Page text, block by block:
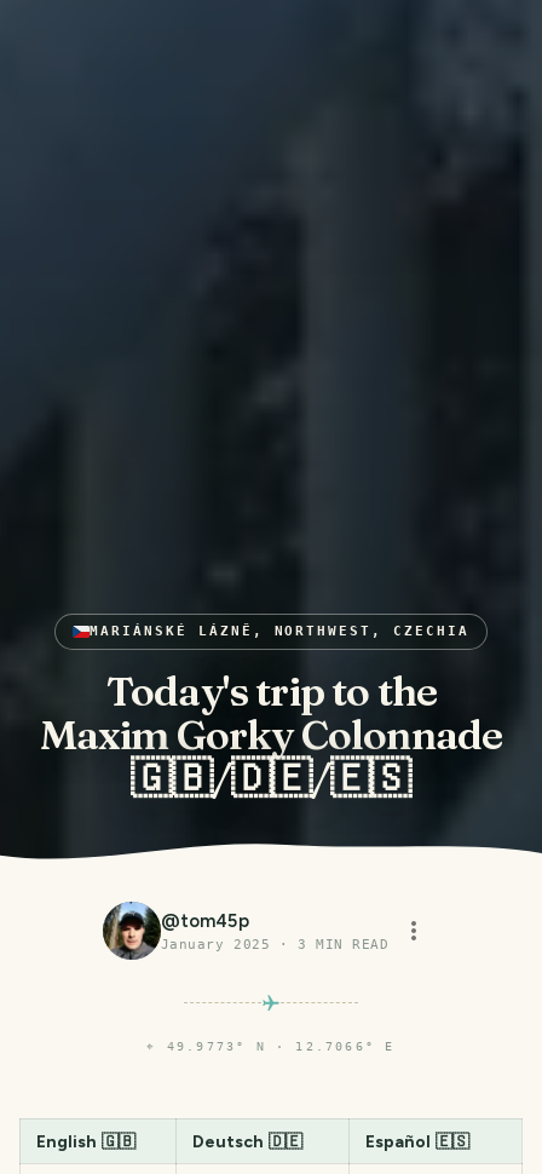
MARIÁNSKÉ LÁZNĚ, NORTHWEST, CZECHIA
Today's trip to the
Maxim Gorky Colonnade
🇬🇧/🇩🇪/🇪🇸
@tom45p
January 2025 · 3 MIN READ
⌖ 49.9773° N · 12.7066° E
English 🇬🇧 Deutsch 🇩🇪 Español 🇪🇸